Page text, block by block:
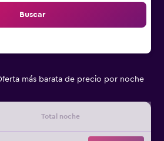
Buscar
más barata de precio por noche
Total noche